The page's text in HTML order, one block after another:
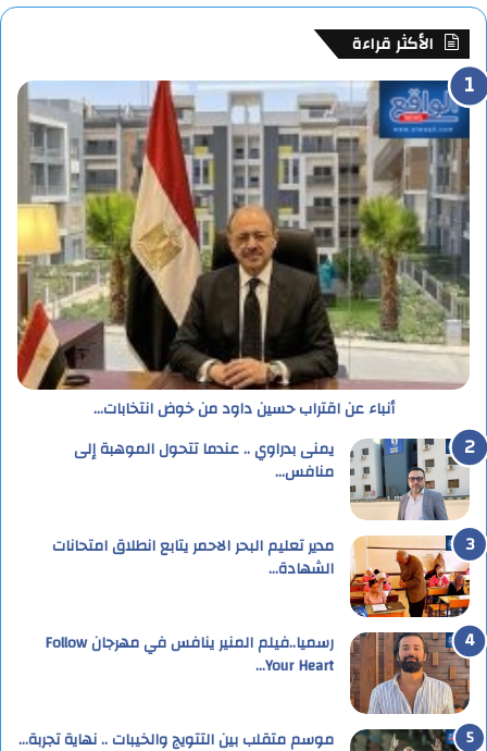
الأكثر قراءة
أنباء عن اقتراب حسين داود من خوض انتخابات…
يمنى بدراوي .. عندما تتحول الموهبة إلى
منافس…
مدير تعليم البحر الاحمر يتابع انطلاق امتحانات
الشهادة…
رسميا..فيلم المنير ينافس في مهرجان Follow
Your Heart…
موسم متقلب بين التتويج والخيبات .. نهاية تجربة…